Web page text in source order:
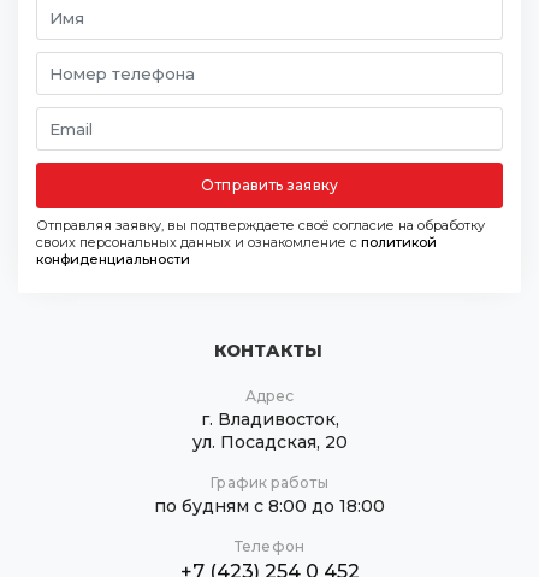
Отправить заявку
Отправляя заявку, вы подтверждаете своё согласие на обработку
своих персональных данных и ознакомление с политикой
конфиденциальности
КОНТАКТЫ
Адрес
г. Владивосток,
ул. Посадская, 20
График работы
по будням с 8:00 до 18:00
Телефон
+7 (423) 254 0 452